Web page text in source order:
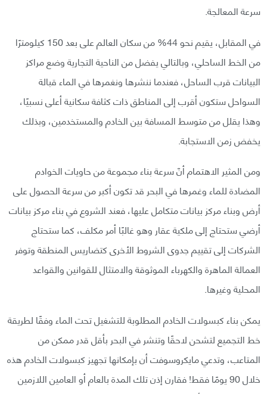
سرعة المعالجة.
في المقابل، يقيم نحو 44% من سكان العالم على بعد 150 كيلومترًا
من الخط الساحلي، وبالتالي يفضل من الناحية التجارية وضع مراكز
البيانات قرب الساحل، فعندما ننشرها ونغمرها في الماء قبالة
السواحل ستكون أقرب إلى المناطق ذات كثافة سكانية أعلى نسبيًا،
وهذا يقلل من متوسط المسافة بين الخادم والمستخدمين، وبذلك
يخفض زمن الاستجابة.
ومن المثير الاهتمام أنّ سرعة بناء مجموعة من حاويات الخوادم
المضادة للماء وغمرها في البحر قد تكون أكبر من سرعة الحصول على
أرض وبناء مركز بيانات متكامل عليها، فعند الشروع في بناء مركز بيانات
أرضي ستحتاج إلى ملكية عقار وهو غالبًا أمر مكلف، كما ستحتاج
الشركات إلى تقييم جدوى الشروط الأخرى كتضاريس المنطقة وتوفر
العمالة الماهرة والكهرباء الموثوقة والامتثال للقوانين والقواعد
المحلية وغيرها.
يمكن بناء كبسولات الخادم المطلوبة للتشغيل تحت الماء وفقًا لطريقة
خط التجميع لتشحن لاحقًا وتنشر في البحر بأقل قدر ممكن من
المتاعب، وتدعي مايكروسوفت أن بإمكانها تجهيز كبسولات الخادم هذه
خلال 90 يومًا فقط! فقارن إذن تلك المدة بالعام أو العامين اللازمين